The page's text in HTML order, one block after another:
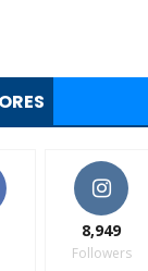
8,949
Followers